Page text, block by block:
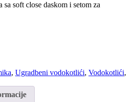
sa soft close daskom i setom za
, Ugradbeni vodokotlići, Vodokotlići,